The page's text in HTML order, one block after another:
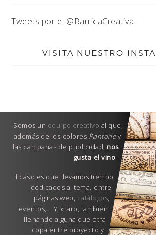
Tweets por el @BarricaCreativa.
VISITA NUESTRO
Somos un equipo creativo al que,
además de los colores Pantoney
las campañas de publicidad,nos
gusta el vino.
El caso es que llevamos tiempo
dedicados al tema, entre
páginas web, catálogos,
eventos,... Y, claro, también
llenando alguna que otra
copa entre proyecto y